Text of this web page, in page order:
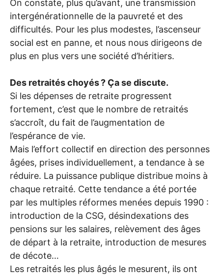
On constate, plus qu’avant, une transmission
intergénérationnelle de la pauvreté et des
difficultés. Pour les plus modestes, l’ascenseur
social est en panne, et nous nous dirigeons de
plus en plus vers une société d’héritiers.
Des retraités choyés? Ça se discute.
Si les dépenses de retraite progressent
fortement, c’est que le nombre de retraités
s’accroît, du fait de l’augmentation de
l’espérance de vie.
Mais l’effort collectif en direction des personnes
âgées, prises individuellement, a tendance à se
réduire. La puissance publique distribue moins à
chaque retraité. Cette tendance a été portée
par les multiples réformes menées depuis 1990 :
introduction de la CSG, désindexations des
pensions sur les salaires, relèvement des âges
de départ à la retraite, introduction de mesures
de décote…
Les retraités les plus âgés le mesurent, ils ont